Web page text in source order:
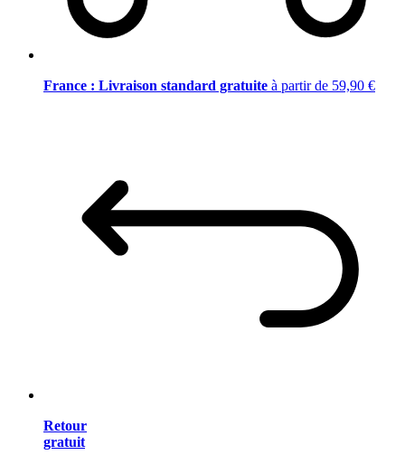
France : Livraison standard gratuite à partir de 59,90 €
Retour
gratuit